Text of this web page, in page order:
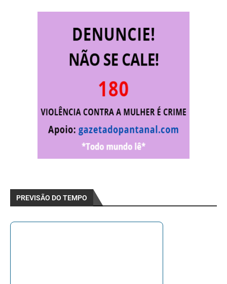
PREVISÃO DO TEMPO